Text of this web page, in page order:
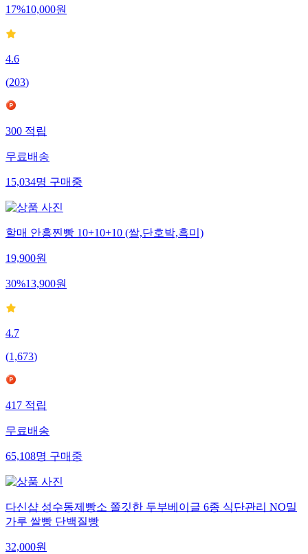
17%10,000원
4.6
(203)
300 적립
무료배송
15,034명 구매중
할매 안흥찐빵 10+10+10 (쌀,단호박,흑미)
19,900원
30%13,900원
4.7
(1,673)
417 적립
무료배송
65,108명 구매중
다신샵 성수동제빵소 쫄깃한 두부베이글 6종 식단관리 NO밀
가루 쌀빵 단백질빵
32,000원